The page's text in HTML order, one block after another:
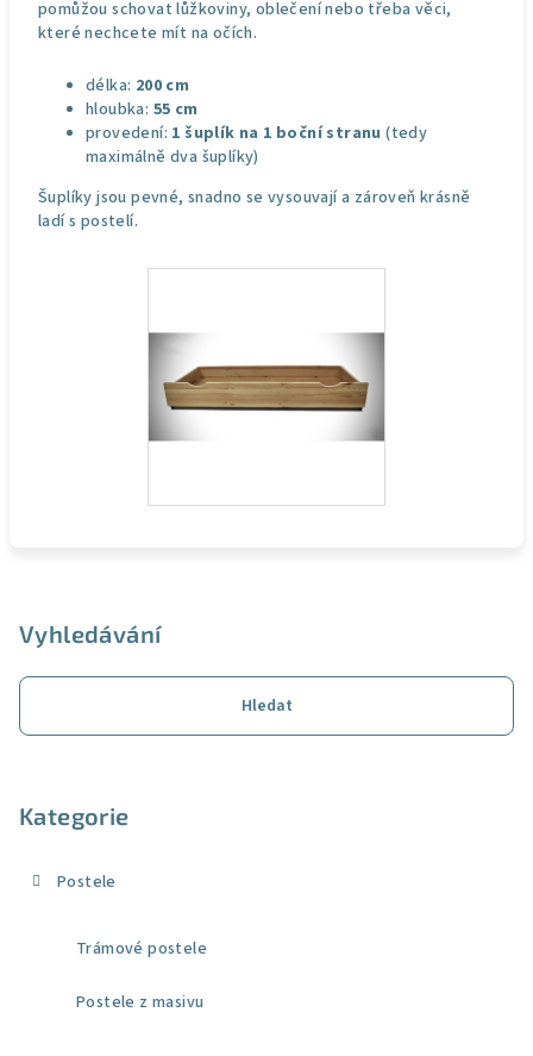
pomůžou schovat lůžkoviny, oblečení nebo třeba věci,
které nechcete mít na očích.
délka: 200 cm
hloubka: 55 cm
provedení: 1 šuplík na 1 boční stranu(tedy
maximálně dva šuplíky)
Šuplíky jsou pevné, snadno se vysouvají a zároveň krásně
ladí s postelí.
Vyhledávání
Hledat
Kategorie
Postele
Trámové postele
Postele z masivu